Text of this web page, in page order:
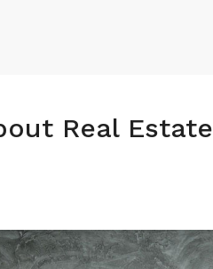
Real Estate